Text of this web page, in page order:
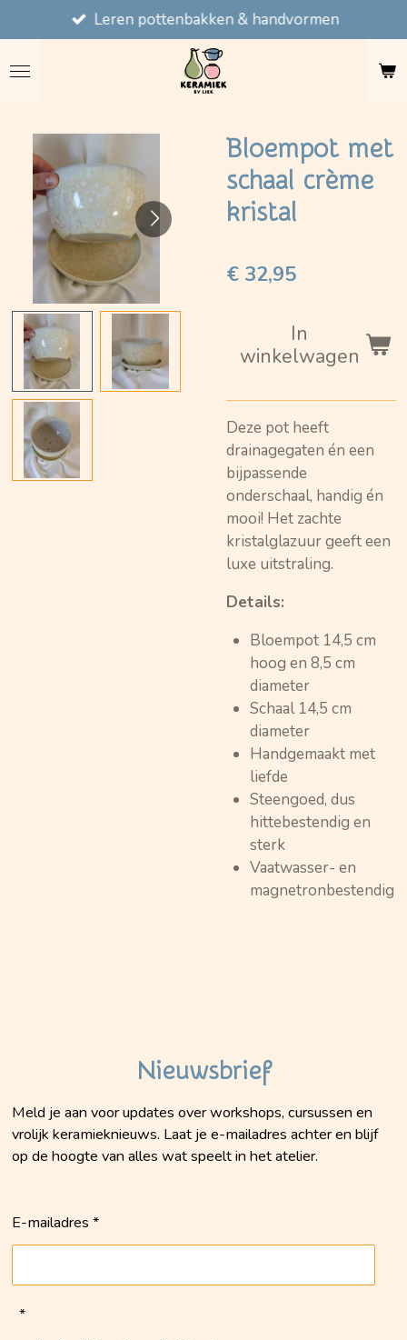
direct
naar
Leren pottenbakken & handvormen
Bloempot met
schaal crème
kristal
€ 32,95
In
winkelwagen
Deze pot heeft
drainagegaten én een
bijpassende
onderschaal, handig én
mooi! Het zachte
kristalglazuur geeft een
luxe uitstraling.
Details:
Bloempot 14,5 cm
hoog en 8,5 cm
diameter
Schaal 14,5 cm
diameter
Handgemaakt met
liefde
Steengoed, dus
hittebestendig en
sterk
Vaatwasser- en
magnetronbestendig
Nieuwsbrief
Meld je aan voor updates over workshops, cursussen en
vrolijk keramieknieuws. Laat je e-mailadres achter en blijf
op de hoogte van alles wat speelt in het atelier.
E-mailadres *
*